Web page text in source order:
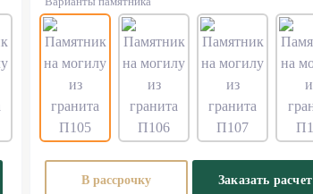
В рассрочку Заказать расчет